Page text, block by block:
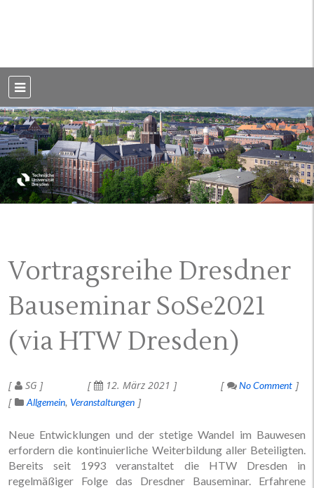
Dresden
Vortragsreihe Dresdner
Bauseminar SoSe2021
(via HTW Dresden)
SG 12. März 2021
No Comment
Allgemein Veranstaltungen
Neue Entwicklungen und der stetige Wandel im Bauwesen
erfordern die kontinuierliche Weiterbildung aller Beteiligten.
Bereits seit 1993 veranstaltet die HTW Dresden in
regelmäßiger Folge das Dresdner Bauseminar. Erfahrene